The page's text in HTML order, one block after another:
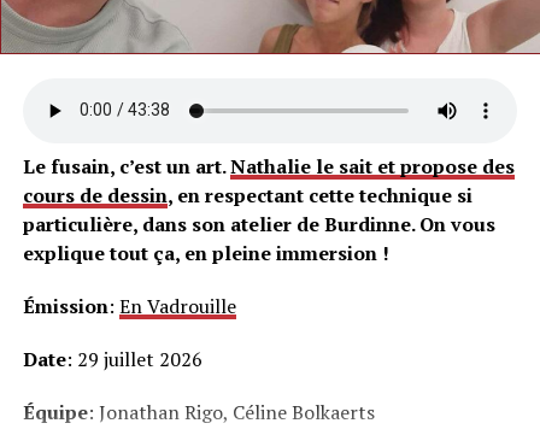
Le fusain, c’est un art.Nathalie le sait et propose des
cours de dessin, en respectant cette technique si
particulière, dans son atelier de Burdinne. On vous
explique tout ça, en pleine immersion !
Émission: En Vadrouille
Date: 29 juillet 2026
Équipe: Jonathan Rigo, Céline Bolkaerts